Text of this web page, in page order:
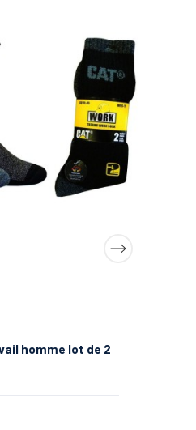
homme lot de 2